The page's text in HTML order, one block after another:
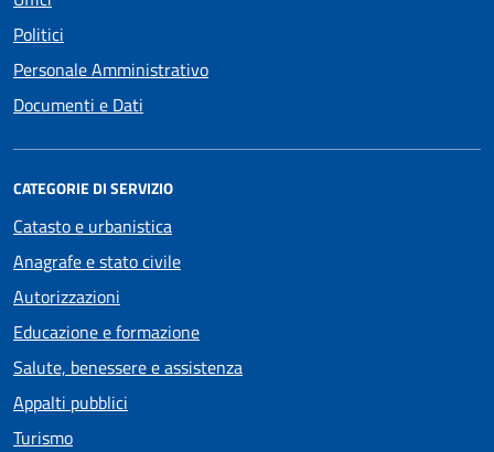
Politici
Personale Amministrativo
Documenti e Dati
CATEGORIE DI SERVIZIO
Catasto e urbanistica
Anagrafe e stato civile
Autorizzazioni
Educazione e formazione
Salute, benessere e assistenza
Appalti pubblici
Turismo